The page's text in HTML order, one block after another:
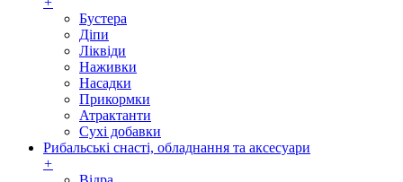
Бустера
Діпи
Ліквіди
Наживки
Насадки
Прикормки
Атрактанти
Сухі добавки
Рибальські снасті, обладнання та аксесуари
+